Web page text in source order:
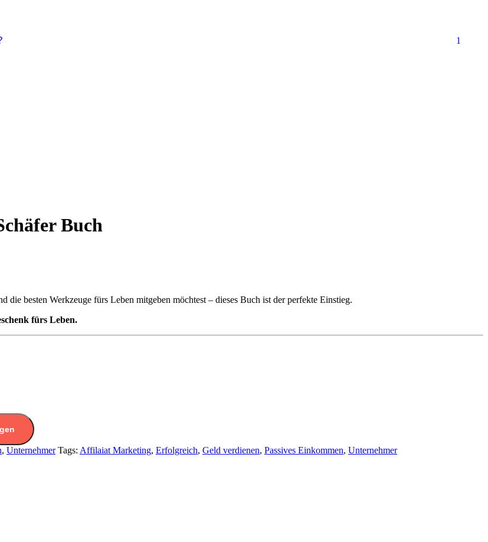
1
Buch
besten Werkzeuge fürs Leben mitgeben möchtest – dieses Buch ist der perfekte Einstieg.
fürs Leben.
, Unternehmer Tags: Affilaiat Marketing, Erfolgreich, Geld verdienen, Passives Einkommen, Unternehmer